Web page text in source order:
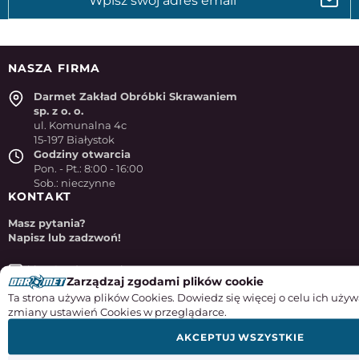
NASZA FIRMA
Darmet Zakład Obróbki Skrawaniem
sp. z o. o.
ul. Komunalna 4c
15-197 Białystok
Godziny otwarcia
Pon. - Pt.: 8:00 - 16:00
Sob.: nieczynne
KONTAKT
Masz pytania?
Napisz lub zadzwoń!
sklep@e-darmet.pl
85 653 86 70
570 510 516
Zarządzaj zgodami plików cookie
Ta strona używa plików Cookies. Dowiedz się więcej o celu ich
zmiany ustawień Cookies w przeglądarce.
AKCEPTUJ WSZYSTKIE